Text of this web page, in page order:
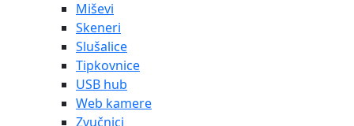
Miševi
Skeneri
Slušalice
Tipkovnice
USB hub
Web kamere
Zvučnici